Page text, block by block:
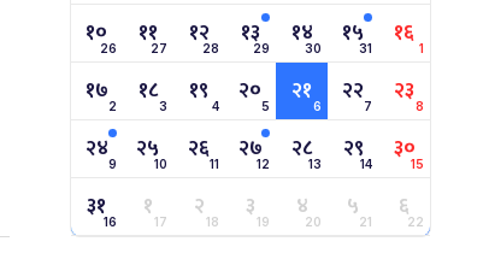
१०26 ११27 १२28 १३29 १४30 १५31 १६ 1
१७2 १८3 १९ 4 २०5 २१6 २२7 २३8
२४9 २५10 २६11 २७12 २८13 २९14 ३०15
३१16 १17 २18 ३19 ४20 ५21 ६22